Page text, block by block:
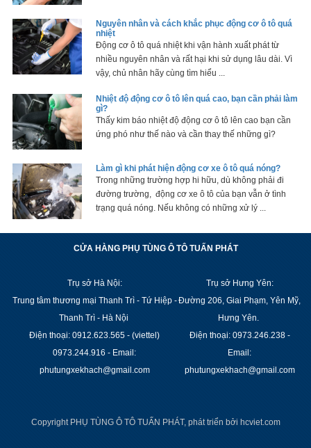
Nguyên nhân và cách khắc phục động cơ ô tô quá
nhiệt
Động cơ ô tô quá nhiệt khi vận hành xuất phát từ
nhiều nguyên nhân và rất hại khi sử dụng lâu dài. Vì
vậy, chủ nhân hãy cùng tìm hiểu ...
Nhiệt độ động cơ ô tô lên quá cao, bạn cần phải làm
gì?
Thấy kim báo nhiệt độ động cơ ô tô lên cao bạn cần
ứng phó như thế nào và cần thay thế những gì?
Làm gì khi phát hiện động cơ xe ô tô quá nóng?
Trong những trường hợp hi hữu, dù không phải đi
đường trường, động cơ xe ô tô của bạn vẫn ở tình
trạng quá nóng. Nếu không có những xử lý ...
CỬA HÀNG PHỤ TÙNG Ô TÔ TUẤN PHÁT
Trụ sở Hà Nội:
Trung tâm thương mại Thanh Trì - Tứ Hiệp -
Thanh Trì - Hà Nội
Điện thoại: 0912.623.565 - (viettel)
0973.244.916 - Email:
phutungxekhach@gmail.com
Trụ sở Hưng Yên:
Đường 206, Giai Phạm, Yên Mỹ,
Hưng Yên.
Điện thoại: 0973.246.238 -
Email:
phutungxekhach@gmail.com
Copyright PHỤ TÙNG Ô TÔ TUẤN PHÁT, phát triển bởi hcviet.com